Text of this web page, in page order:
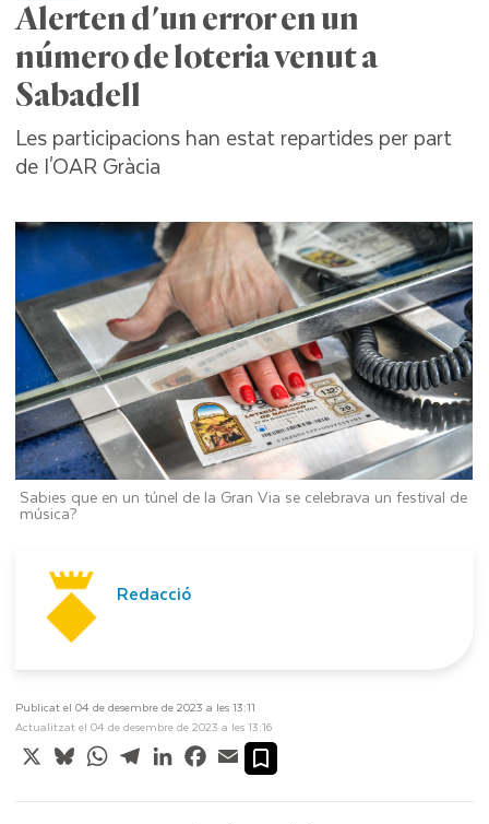
Alerten d'un error en un
número de loteria venut a
Sabadell
Les participacions han estat repartides per part
de l'OAR Gràcia
Sabies que en un túnel de la Gran Via se celebrava un festival de
música?
Redacció
Publicat el 04 de desembre de 2023 a les 13:11
Actualitzat el 04 de desembre de 2023 a les 13:16
X BlueskyWhatsApp
TelegramLinkedInFacebook
Email